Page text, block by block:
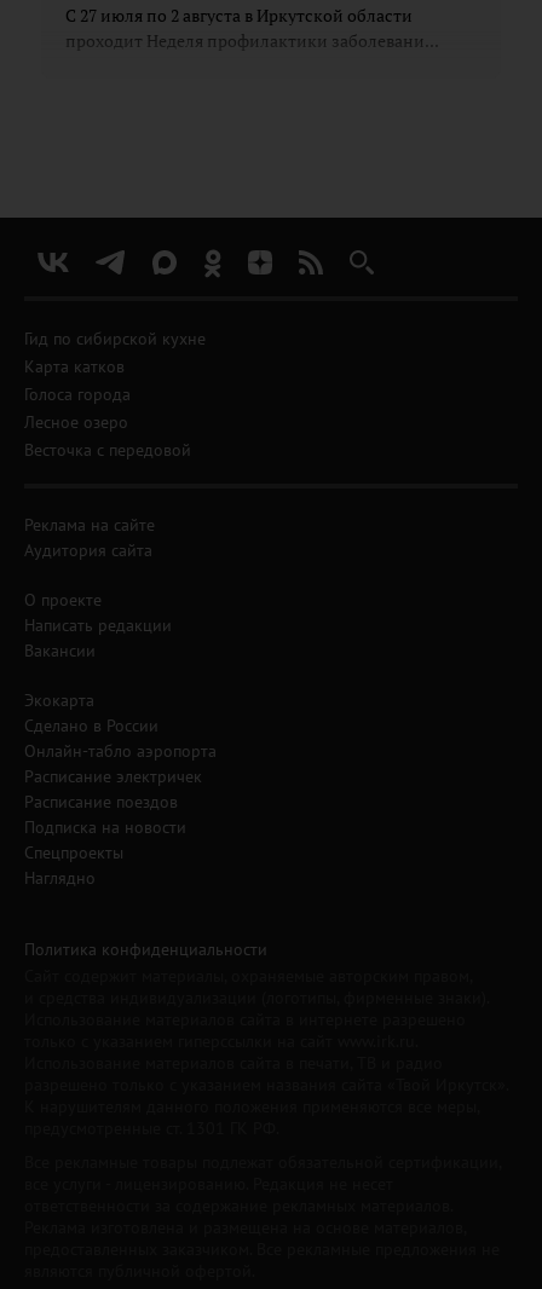
С 27 июля по 2 августа в Иркутской области
проходит Неделя профилактики заболевани...
Гид по сибирской кухне
Карта катков
Голоса города
Лесное озеро
Весточка с передовой
Реклама на сайте
Аудитория сайта
О проекте
Написать редакции
Вакансии
Экокарта
Сделано в России
Онлайн-табло аэропорта
Расписание электричек
Расписание поездов
Подписка на новости
Спецпроекты
Наглядно
Политика конфиденциальности